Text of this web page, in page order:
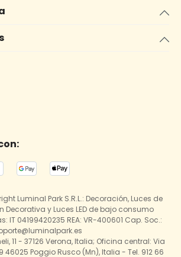
Luminal Park S.R.L.: Decoración, Luces de
y Luces LED de bajo consumo
IT 04199420235 REA: VR-400601 Cap. Soc.:
11 - 37126 Verona, Italia; Oficina central: Via
46025 Poggio Rusco (Mn), Italia - Tel. 912 66